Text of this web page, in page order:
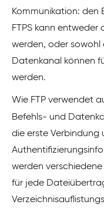
Kommunikation: den
FTPS kann entweder
werden, oder sowohl
Datenkanal können
werden.
Wie FTP verwendet
Befehls- und
die erste
werden
für jede